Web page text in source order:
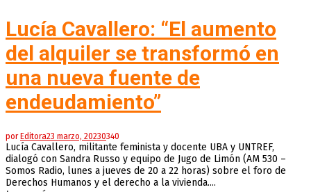
Lucía Cavallero: “El aumento
del alquiler se transformó en
una nueva fuente de
endeudamiento”
porEditora23 marzo, 20230340
Lucía Cavallero, militante feminista y docente UBA y UNTREF,
dialogó con Sandra Russo y equipo de Jugo de Limón (AM 530 –
Somos Radio, lunes a jueves de 20 a 22 horas) sobre el foro de
Derechos Humanos y el derecho a la vivienda....